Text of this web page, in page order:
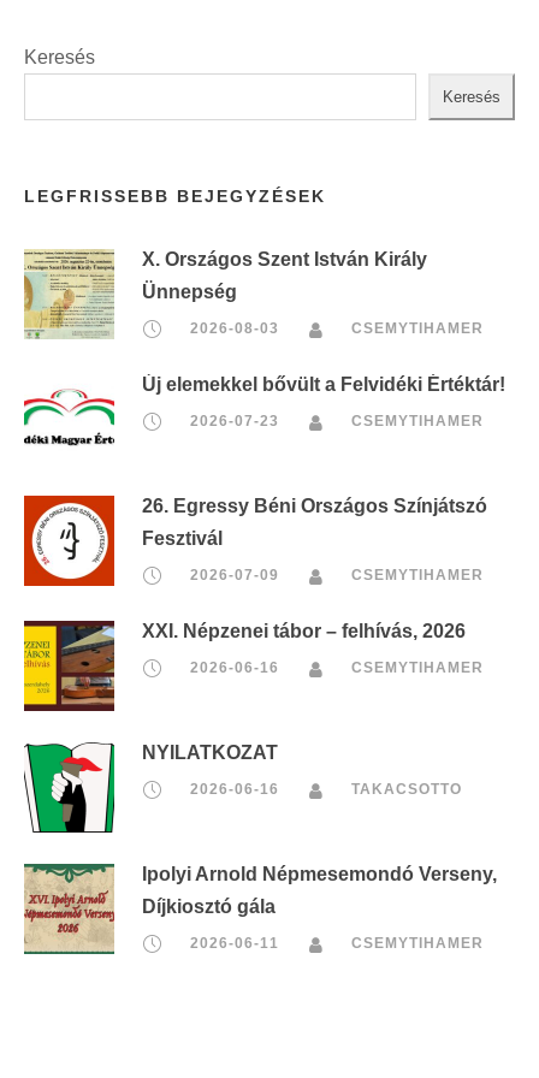
Keresés
Keresés
LEGFRISSEBB BEJEGYZÉSEK
X. Országos Szent István Király
Ünnepség
2026-08-03 CSEMYTIHAMER
Új elemekkel bővült a Felvidéki Értéktár!
2026-07-23 CSEMYTIHAMER
26. Egressy Béni Országos Színjátszó
Fesztivál
2026-07-09 CSEMYTIHAMER
XXI. Népzenei tábor – felhívás, 2026
2026-06-16 CSEMYTIHAMER
NYILATKOZAT
2026-06-16 TAKACSOTTO
Ipolyi Arnold Népmesemondó Verseny,
Díjkiosztó gála
2026-06-11 CSEMYTIHAMER